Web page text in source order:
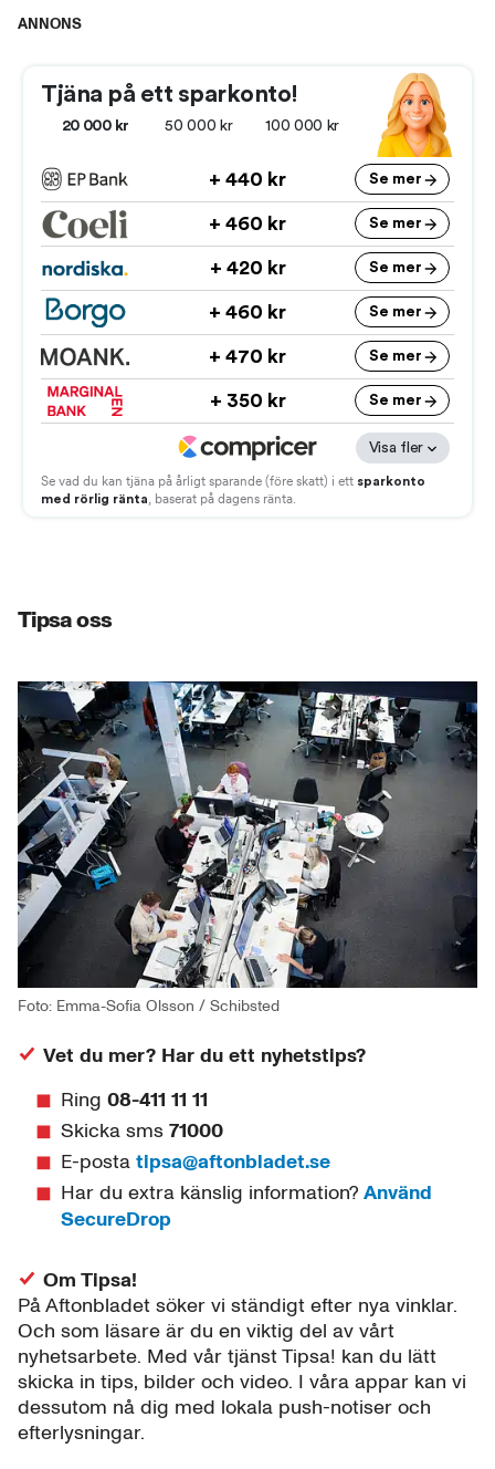
ANNONS
Tipsa oss
Foto: Emma-Sofia Olsson / Schibsted
Vet du mer? Har du ett nyhetstips?
Ring 08-411 11 11
Skicka sms 71000
E-posta tipsa@aftonbladet.se
Har du extra känslig information? Använd
SecureDrop
Om Tipsa!
På Aftonbladet söker vi ständigt efter nya vinklar.
Och som läsare är du en viktig del av vårt
nyhetsarbete. Med vår tjänst Tipsa! kan du lätt
skicka in tips, bilder och video. I våra appar kan vi
dessutom nå dig med lokala push-notiser och
efterlysningar.